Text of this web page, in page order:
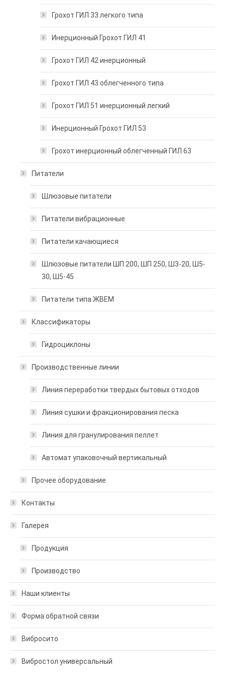
Грохот ГИЛ 33 легкого типа
Инерционный Грохот ГИЛ 41
Грохот ГИЛ 42 инерционный
Грохот ГИЛ 43 облегченного типа
Грохот ГИЛ 51 инерционный легкий
Инерционный Грохот ГИЛ 53
Грохот инерционный облегченный ГИЛ 63
Питатели
Шлюзовые питатели
Питатели вибрационные
Питатели качающиеся
Шлюзовые питатели ШП 200, ШП 250, Ш3-20, Ш5-
30, Ш5-45
Питатели типа ЖВЕМ
Классификаторы
Гидроциклоны
Производственные линии
Линия переработки твердых бытовых отходов
Линия сушки и фракционирования песка
Линия для гранулирования пеллет
Автомат упаковочный вертикальный
Прочее оборудование
Контакты
Галерея
Продукция
Производство
Наши клиенты
Форма обратной связи
Вибросито
Вибростол универсальный